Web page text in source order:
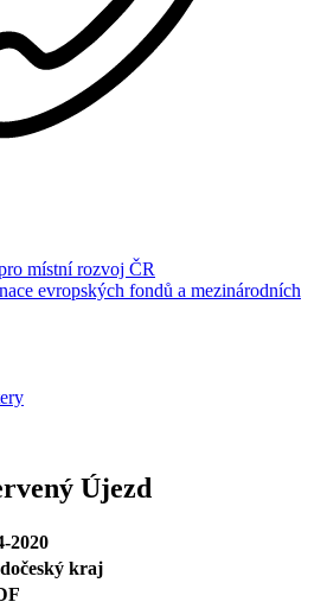
místní rozvoj ČR
evropských fondů a mezinárodních
Újezd
2020
kraj